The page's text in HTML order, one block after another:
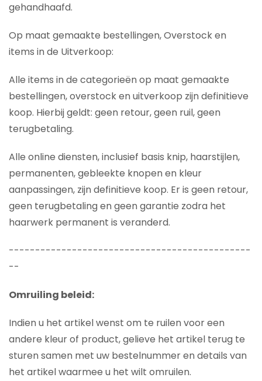
gehandhaafd.
Op maat gemaakte bestellingen, Overstock en
items in de Uitverkoop:
Alle items in de categorieën op maat gemaakte
bestellingen, overstock en uitverkoop zijn definitieve
koop. Hierbij geldt: geen retour, geen ruil, geen
terugbetaling.
Alle online diensten, inclusief basis knip, haarstijlen,
permanenten, gebleekte knopen en kleur
aanpassingen, zijn definitieve koop. Er is geen retour,
geen terugbetaling en geen garantie zodra het
haarwerk permanent is veranderd.
----------------------------------------------
--
Omruiling beleid:
Indien u het artikel wenst om te ruilen voor een
andere kleur of product, gelieve het artikel terug te
sturen samen met uw bestelnummer en details van
het artikel waarmee u het wilt omruilen.